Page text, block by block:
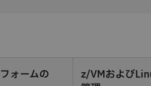
ォームの
z/VMおよび